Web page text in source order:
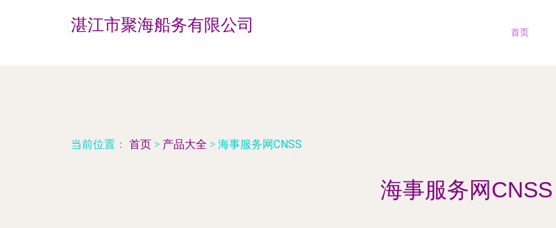
湛江市聚海船务有限公司 首页
当前位置： 首页 > 产品大全 > 海事服务网CNSS
海事服务网CNSS